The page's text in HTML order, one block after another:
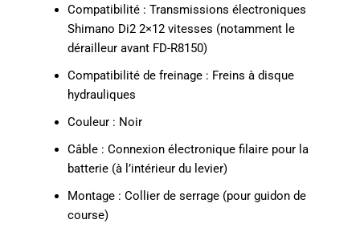
Compatibilité : Transmissions électroniques
Shimano Di2 2×12 vitesses (notamment le
dérailleur avant FD-R8150)
Compatibilité de freinage : Freins à disque
hydrauliques
Couleur : Noir
Câble : Connexion électronique filaire pour la
batterie (à l’intérieur du levier)
Montage : Collier de serrage (pour guidon de
course)